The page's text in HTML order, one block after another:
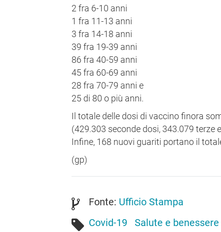
2 fra 6-10 anni
1 fra 11-13 anni
3 fra 14-18 anni
39 fra 19-39 anni
86 fra 40-59 anni
45 fra 60-69 anni
28 fra 70-79 anni e
25 di 80 o più anni.
Il totale delle dosi di vaccino finora
(429.303 seconde dosi, 343.079 terze
Infine, 168 nuovi guariti portano il
(gp)
Fonte: Ufficio Stampa
Covid-19
Salute e benessere